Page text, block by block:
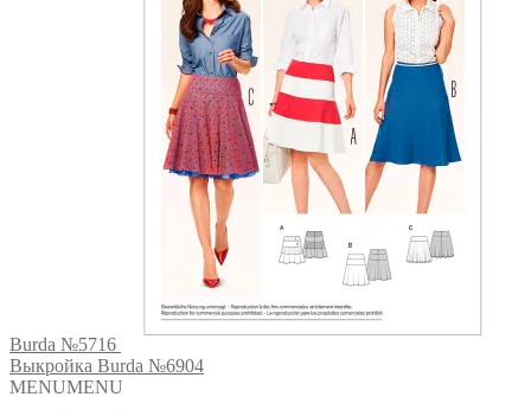
Burda №5716
Выкройка Burda №6904
MENUMENU